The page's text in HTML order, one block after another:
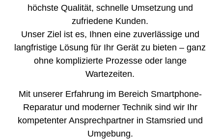
höchste Qualität, schnelle Umsetzung und
zufriedene Kunden.
Unser Ziel ist es, Ihnen eine zuverlässige und
langfristige Lösung für Ihr Gerät zu bieten – ganz
ohne komplizierte Prozesse oder lange
Wartezeiten.
Mit unserer Erfahrung im Bereich Smartphone-
Reparatur und moderner Technik sind wir Ihr
kompetenter Ansprechpartner in Stamsried und
Umgebung.